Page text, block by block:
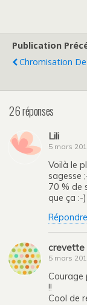
Publication
Chromisation
26 réponses
Lili
5 mars
Voilà le
sagesse
70 % de
que ça :-)
Répondre
crevette
5 mars
Courage
!!
Cool de